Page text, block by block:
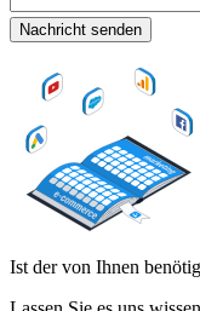
Nachricht senden
Ist der von Ihnen